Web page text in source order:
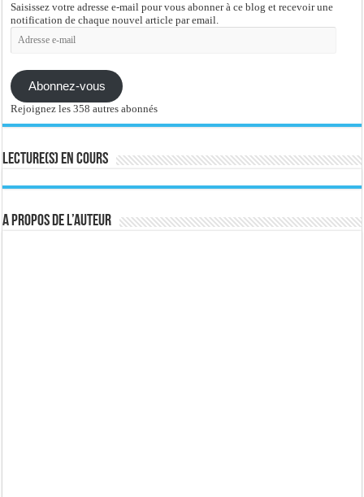
Saisissez votre adresse e-mail pour vous abonner à ce blog et recevoir une
notification de chaque nouvel article par email.
Adresse
e-
Abonnez-vous
Rejoignez les 358 autres abonnés
Lecture(s) en cours
A propos de l’auteur